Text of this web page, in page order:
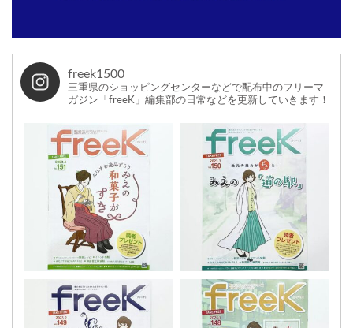
freek1500
三重県のショッピングセンターなどで配布中のフリーマ
ガジン「freeK」編集部の日常などを更新していきます！